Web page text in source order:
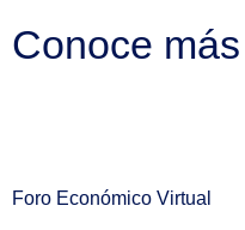
Conoce más
Foro Económico Virtual